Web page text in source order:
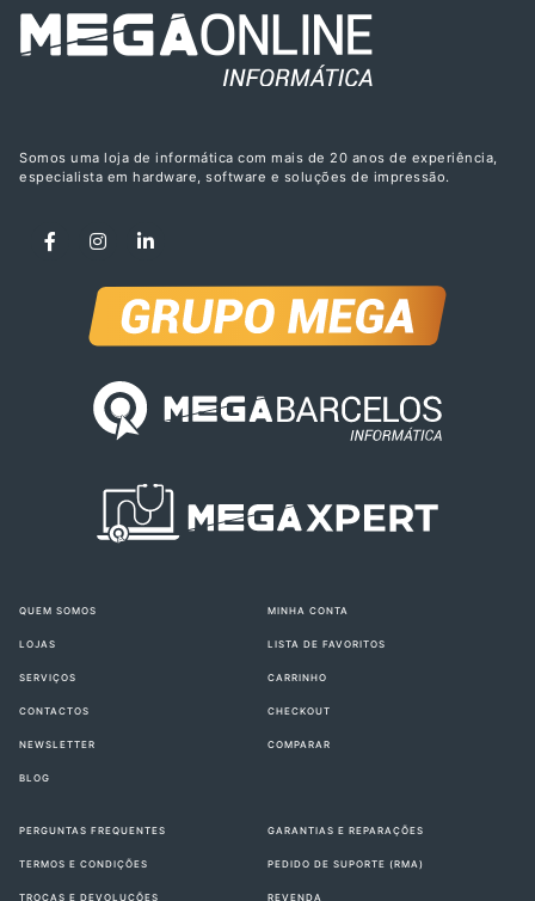
Somos uma loja de informática com mais de 20 anos de experiência,
especialista em hardware, software e soluções de impressão.
QUEM SOMOS
LOJAS
SERVIÇOS
CONTACTOS
NEWSLETTER
BLOG
MINHA CONTA
LISTA DE FAVORITOS
CARRINHO
CHECKOUT
COMPARAR
PERGUNTAS FREQUENTES
TERMOS E CONDIÇÕES
TROCAS E DEVOLUÇÕES
GARANTIAS E REPARAÇÕES
PEDIDO DE SUPORTE (RMA)
REVENDA